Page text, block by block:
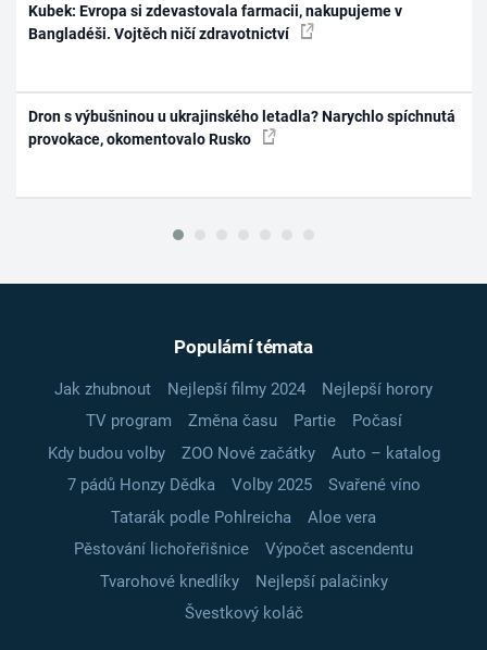
Kubek: Evropa si zdevastovala farmacii, nakupujeme v
Bangladéši. Vojtěch ničí zdravotnictví
Dron s výbušninou u ukrajinského letadla? Narychlo spíchnutá
provokace, okomentovalo Rusko
Populární témata
Jak zhubnout Nejlepší filmy 2024
Nejlepší horory
TV program
Změna času Partie
Počasí
Kdy budou volby
ZOO Nové začátky
Auto – katalog
7 pádů Honzy Dědka
Volby 2025
Svařené víno
Tatarák podle Pohlreicha
Aloe vera
Pěstování lichořeřišnice
Výpočet ascendentu
Tvarohové knedlíky
Nejlepší palačinky
Švestkový koláč